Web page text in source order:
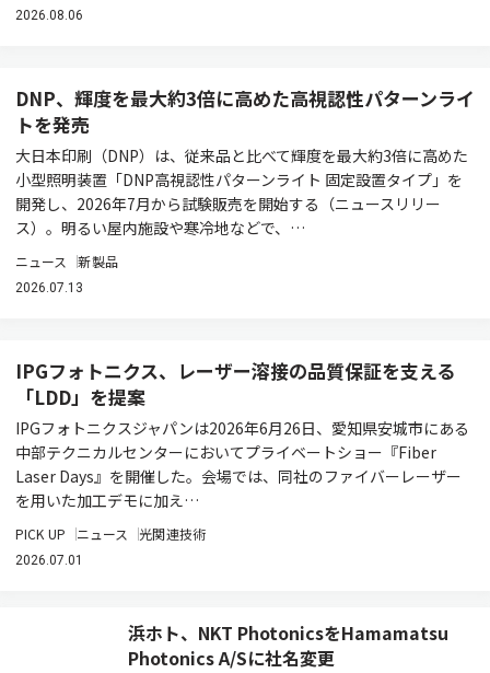
2026.08.06
DNP、輝度を最大約3倍に高めた高視認性パターンライ
トを発売
大日本印刷（DNP）は、従来品と比べて輝度を最大約3倍に高めた
小型照明装置「DNP高視認性パターンライト 固定設置タイプ」を
開発し、2026年7月から試験販売を開始する（ニュースリリー
ス）。明るい屋内施設や寒冷地などで、…
ニュース 新製品
2026.07.13
IPGフォトニクス、レーザー溶接の品質保証を支える
「LDD」を提案
IPGフォトニクスジャパンは2026年6月26日、愛知県安城市にある
中部テクニカルセンターにおいてプライベートショー『Fiber
Laser Days』を開催した。会場では、同社のファイバーレーザー
を用いた加工デモに加え…
PICK UP ニュース 光関連技術
2026.07.01
浜ホト、NKT PhotonicsをHamamatsu
Photonics A/Sに社名変更